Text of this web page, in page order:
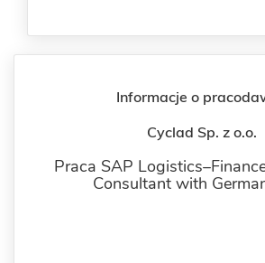
Informacje o
Cyclad Sp. z o.o.
Praca SAP
Consultant with